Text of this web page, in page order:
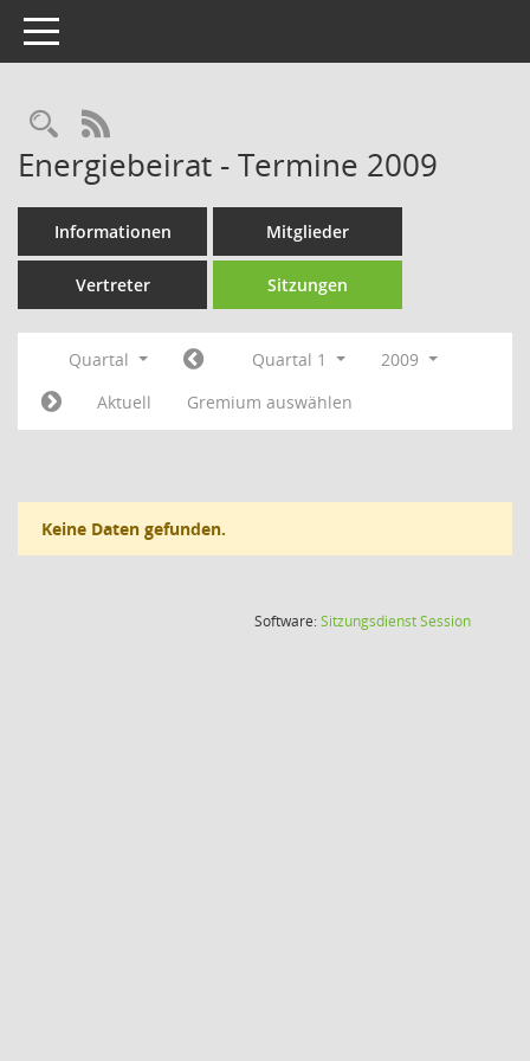
Toggle navigation
Rechercheauswahl
RSS-Feed
Energiebeirat - Termine 2009
Informationen Mitglieder
Vertreter Sitzungen
Quartal Quartal 1
2009
Aktuell
Gremium auswählen
Keine Daten gefunden.
Software:SitzungsdienstSession(Wird in